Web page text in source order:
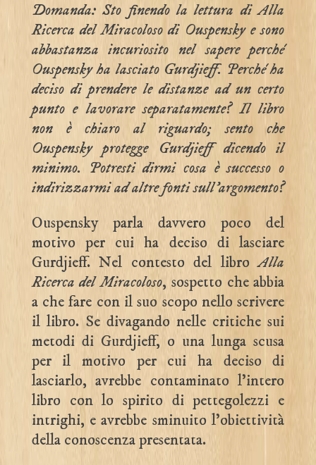
Domanda: Sto finendo la lettura di Alla
Ricerca del Miracoloso di Ouspensky e sono
abbastanza incuriosito nel sapere perché
Ouspensky ha lasciato Gurdjieff. Perché ha
deciso di prendere le distanze ad un certo
punto e lavorare separatamente? Il libro
non è chiaro al riguardo; sento che
Ouspensky protegge Gurdjieff dicendo il
minimo. Potresti dirmi cosa è successo o
indirizzarmi ad altre fonti sull’argomento?
Ouspensky parla davvero poco del
motivo per cui ha deciso di lasciare
Gurdjieff. Nel contesto del libroAlla
Ricerca del Miracoloso, sospetto che abbia
a che fare con il suo scopo nello scrivere
il libro. Se divagando nelle critiche sui
metodi di Gurdjieff, o una lunga scusa
per il motivo per cui ha deciso di
lasciarlo, avrebbe contaminato l’intero
libro con lo spirito di pettegolezzi e
intrighi, e avrebbe sminuito l’obiettività
della conoscenza presentata.